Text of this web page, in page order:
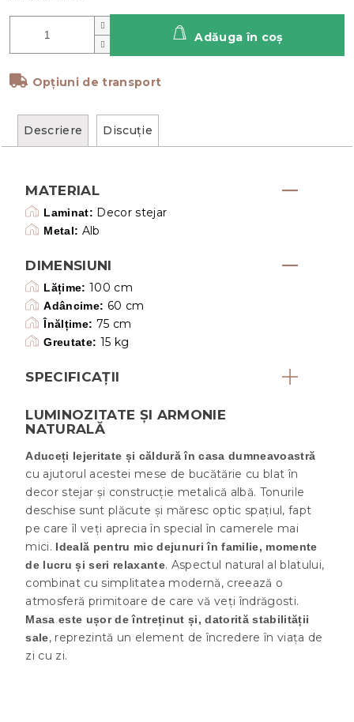
Opțiuni de transport
Adăuga în coş
Descriere Discuţie
MATERIAL
Laminat: Decor stejar
Metal: Alb
DIMENSIUNI
Lățime: 100 cm
Adâncime: 60 cm
Înălțime: 75 cm
Greutate: 15 kg
SPECIFICAȚII
LUMINOZITATE ȘI ARMONIE
NATURALĂ
Aduceți lejeritate și căldură în casa dumneavoastră
cu ajutorul acestei mese de bucătărie cu blat în
decor stejar și construcție metalică albă. Tonurile
deschise sunt plăcute și măresc optic spațiul, fapt
pe care îl veți aprecia în special în camerele mai
mici. Ideală pentru mic dejunuri în familie, momente
de lucru și seri relaxante. Aspectul natural al blatului,
combinat cu simplitatea modernă, creează o
atmosferă primitoare de care vă veți îndrăgosti.
Masa este ușor de întreținut și, datorită stabilității
sale, reprezintă un element de încredere în viața de
zi cu zi.